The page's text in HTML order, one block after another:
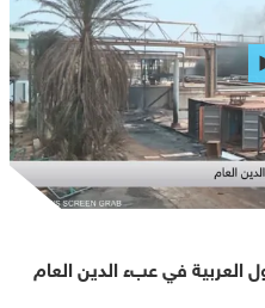
العربية في عبء الدين العام